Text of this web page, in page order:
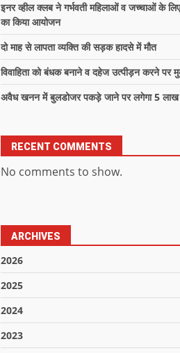
इनर व्हील क्लब ने गर्भवती महिलाओं व जच्चाओं के लिए
का किया आयोजन
दो माह से लापता व्यक्ति की सड़क हादसे में मौत
विवाहिता को बंधक बनाने व दहेज उत्पीड़न करने पर
अवैध खनन में बुलडोजर पकड़े जाने पर लगेगा 5 लाख
RECENT COMMENTS
No comments to show.
ARCHIVES
2026
2025
2024
2023